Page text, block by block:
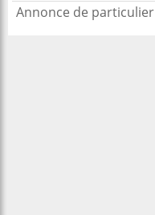
Annonce de particulier